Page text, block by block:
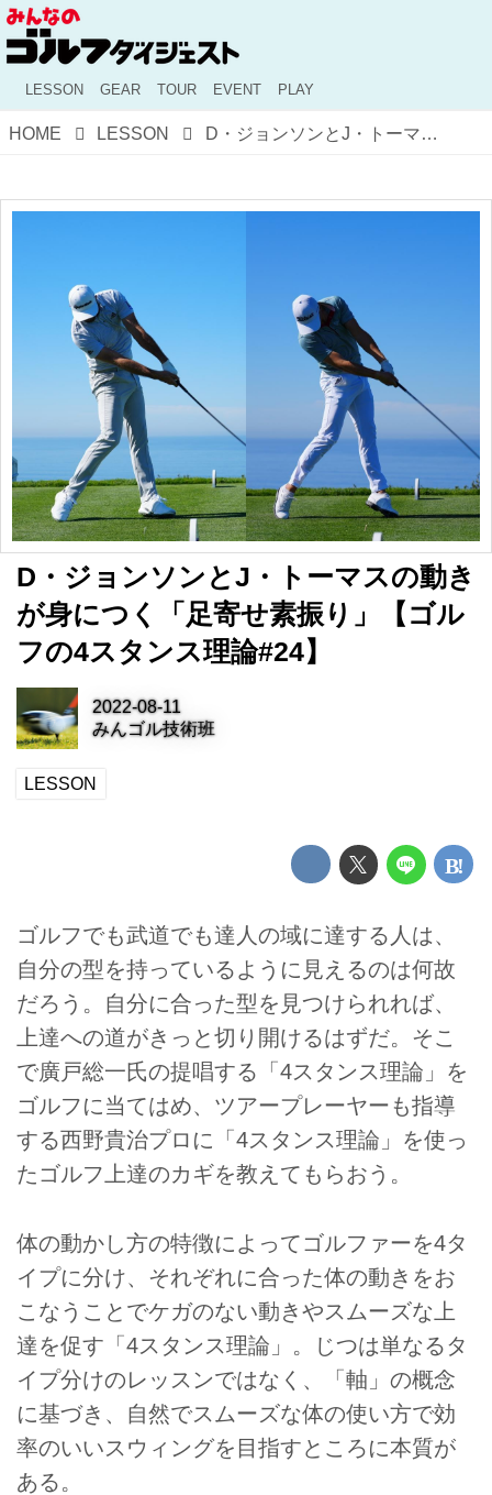
LESSON GEAR TOUR EVENT PLAY
HOME LESSON D・ジョンソンとJ・トーマスの動きが身につく「足寄せ素振り」【ゴルフの4スタンス理論#24】
D・ジョンソンとJ・トーマスの動き
が身につく「足寄せ素振り」【ゴル
フの4スタンス理論#24】
2022-08-11
みんゴル技術班
LESSON
ゴルフでも武道でも達人の域に達する人は、
自分の型を持っているように見えるのは何故
だろう。自分に合った型を見つけられれば、
上達への道がきっと切り開けるはずだ。そこ
で廣戸総一氏の提唱する「4スタンス理論」を
ゴルフに当てはめ、ツアープレーヤーも指導
する西野貴治プロに「4スタンス理論」を使っ
たゴルフ上達のカギを教えてもらおう。
体の動かし方の特徴によってゴルファーを4タ
イプに分け、それぞれに合った体の動きをお
こなうことでケガのない動きやスムーズな上
達を促す「4スタンス理論」。じつは単なるタ
イプ分けのレッスンではなく、「軸」の概念
に基づき、自然でスムーズな体の使い方で効
率のいいスウィングを目指すところに本質が
ある。